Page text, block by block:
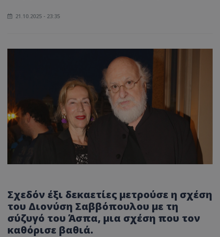
21.10.2025 - 23:35
Σχεδόν έξι δεκαετίες μετρούσε η σχέση
του Διονύση Σαββόπουλου με τη
σύζυγό του Άσπα, μια σχέση που τον
καθόρισε βαθιά.